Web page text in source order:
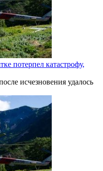
потерпел катастрофу,
исчезновения удалось